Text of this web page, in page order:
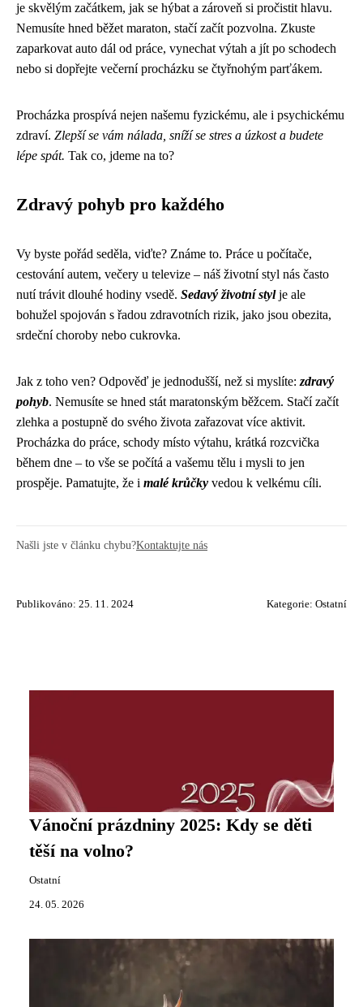
je skvělým začátkem, jak se hýbat a zároveň si pročistit hlavu.
Nemusíte hned běžet maraton, stačí začít pozvolna. Zkuste
zaparkovat auto dál od práce, vynechat výtah a jít po schodech
nebo si dopřejte večerní procházku se čtyřnohým parťákem.
Procházka prospívá nejen našemu fyzickému, ale i psychickému
zdraví. Zlepší se vám nálada, sníží se stres a úzkost a budete
lépe spát. Tak co, jdeme na to?
Zdravý pohyb pro každého
Vy byste pořád seděla, viďte? Známe to. Práce u počítače,
cestování autem, večery u televize – náš životní styl nás často
nutí trávit dlouhé hodiny vsedě. Sedavý životní stylje ale
bohužel spojován s řadou zdravotních rizik, jako jsou obezita,
srdeční choroby nebo cukrovka.
Jak z toho ven? Odpověď je jednodušší, než si myslíte: zdravý
pohyb. Nemusíte se hned stát maratonským běžcem. Stačí začít
zlehka a postupně do svého života zařazovat více aktivit.
Procházka do práce, schody místo výtahu, krátká rozcvička
během dne – to vše se počítá a vašemu tělu i mysli to jen
prospěje. Pamatujte, že i malé krůčky vedou k velkému cíli.
Našli jste v článku chybu?Kontaktujte nás
Publikováno: 25. 11. 2024 Kategorie: Ostatní
Vánoční prázdniny 2025: Kdy se děti
těší na volno?
Ostatní
24. 05. 2026